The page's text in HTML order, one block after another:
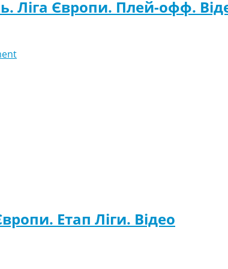
Ліга Європи. Плей-офф.
Етап Ліги. Відео